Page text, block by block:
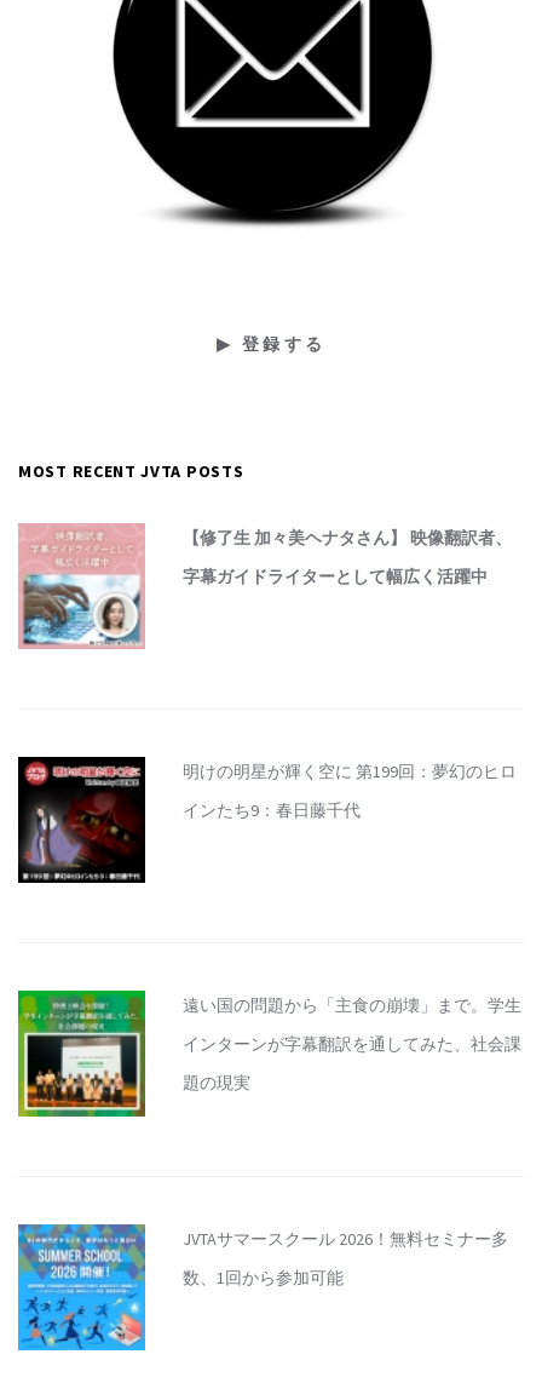
MOST RECENT JVTA POSTS
【修了生 加々美ヘナタさん】 映像翻訳者、
字幕ガイドライターとして幅広く活躍中
明けの明星が輝く空に 第199回：夢幻のヒロ
インたち9：春日藤千代
遠い国の問題から「主食の崩壊」まで。学生
インターンが字幕翻訳を通してみた、社会課
題の現実
JVTAサマースクール 2026！無料セミナー多
数、1回から参加可能